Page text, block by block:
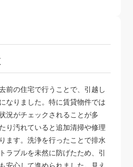
前の住宅で行うことで、引越し
なりました。特に賃貸物件では
況がチェックされることが多
り汚れていると追加清掃や修理
ます。洗浄を行ったことで排水
ラブルを未然に防げたため、引
安心して進められました。見え